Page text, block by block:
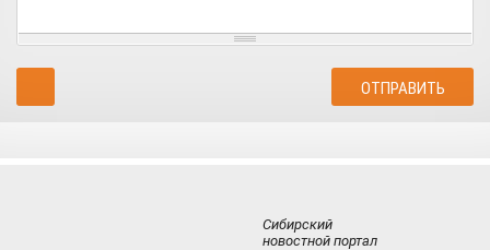
Сибирский
новостной портал